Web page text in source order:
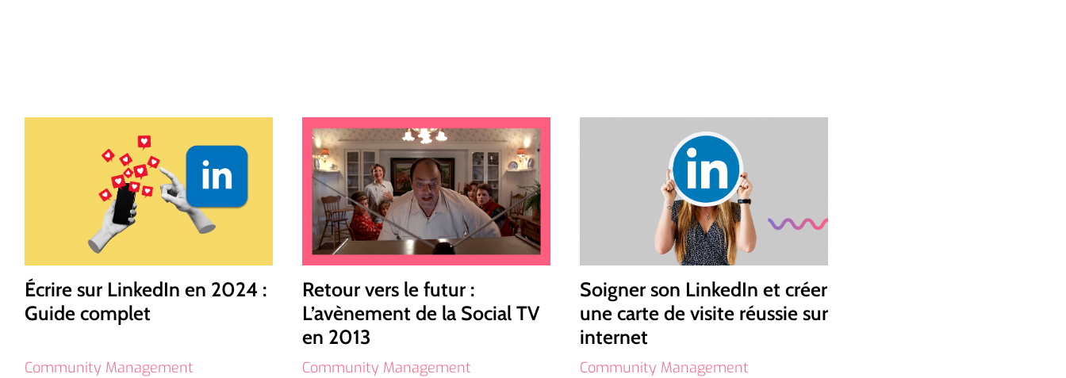
Écrire sur LinkedIn en 2024 :
Guide complet
Community Management
Retour vers le futur :
L’avènement de la Social TV
en 2013
Community Management
Soigner son LinkedIn et créer
une carte de visite réussie sur
internet
Community Management